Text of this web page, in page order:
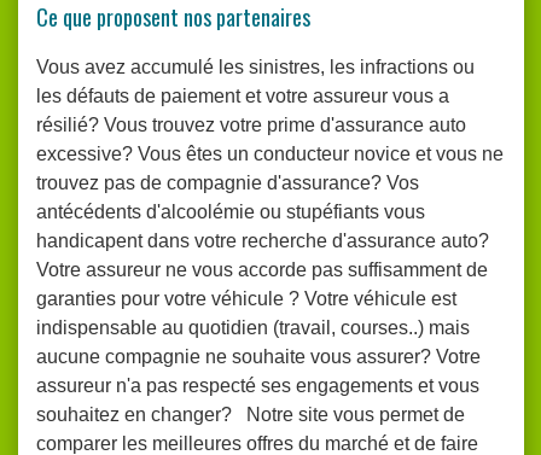
Ce que proposent nos partenaires
Vous avez accumulé les sinistres, les infractions ou
les défauts de paiement et votre assureur vous a
résilié? Vous trouvez votre prime d'assurance auto
excessive? Vous êtes un conducteur novice et vous ne
trouvez pas de compagnie d'assurance? Vos
antécédents d'alcoolémie ou stupéfiants vous
handicapent dans votre recherche d'assurance auto?
Votre assureur ne vous accorde pas suffisamment de
garanties pour votre véhicule ? Votre véhicule est
indispensable au quotidien (travail, courses..) mais
aucune compagnie ne souhaite vous assurer? Votre
assureur n'a pas respecté ses engagements et vous
souhaitez en changer? Notre site vous permet de
comparer les meilleures offres du marché et de faire